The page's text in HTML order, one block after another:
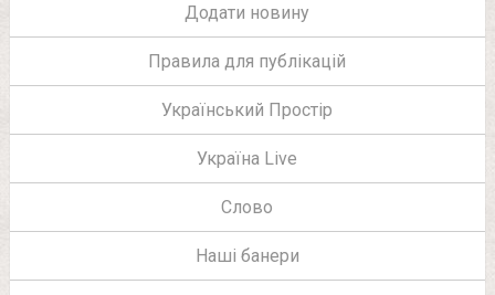
Додати новину
Правила для публікацій
Український Простір
Україна Live
Слово
Наші банери